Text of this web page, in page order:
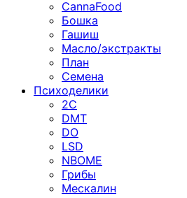
CannaFood
Бошка
Гашиш
Масло/экстракты
План
Семена
Психоделики
2C
DMT
DO
LSD
NBOME
Грибы
Мескалин